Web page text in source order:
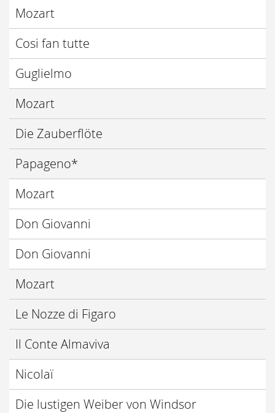
Mozart
Cosi fan tutte
Guglielmo
Mozart
Die Zauberflöte
Papageno*
Mozart
Don Giovanni
Don Giovanni
Mozart
Le Nozze di Figaro
Il Conte Almaviva
Nicolaï
Die lustigen Weiber von Windsor